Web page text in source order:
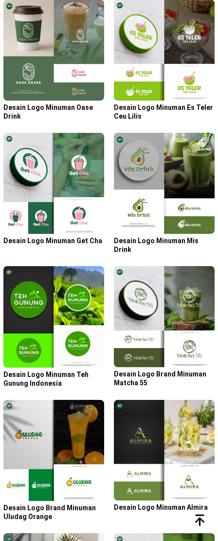
Desain Logo Minuman Oase
Drink
Desain Logo Minuman Es Teler
Ceu Lilis
Desain Logo Minuman Get Cha
Desain Logo Minuman Mis
Drink
Desain Logo Minuman Teh
Gunung Indonesia
Desain Logo Brand Minuman
Matcha 55
Desain Logo Brand Minuman
Uludag Orange
Desain Logo Minuman Almira